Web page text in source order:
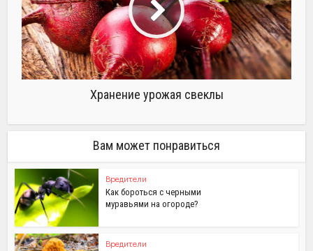
Хранение урожая свеклы
Вам может понравиться
Вредители
Как бороться с черными
муравьями на огороде?
Вредители